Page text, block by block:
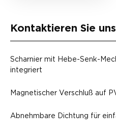
Kontaktieren Sie uns
Scharnier mit Hebe-Senk-
integriert
Magnetischer Verschluß auf
Abnehmbare Dichtung für